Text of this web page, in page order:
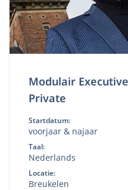
Modulair
Private
Startdatum:
voorjaar & najaar
Taal:
Nederlands
Locatie:
Breukelen